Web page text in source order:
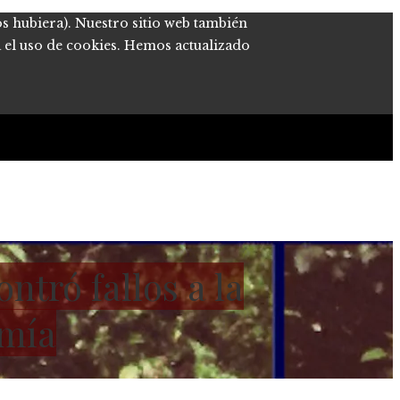
hubiera). Nuestro sitio web también
uso de cookies. Hemos actualizado
fallos a la